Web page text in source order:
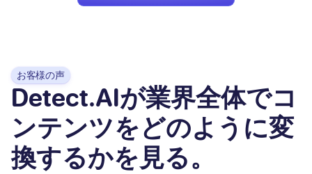
お客様の声
Detect.AIが業界全体でコ
ンテンツをどのように変
換するかを見る。